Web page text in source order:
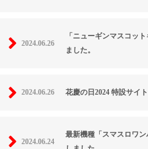
2024.06.26
「ニューギンマスコッ
ました。
2024.06.26 花慶の日2024 特設サイ
2024.06.24
最新機種「スマスロワ